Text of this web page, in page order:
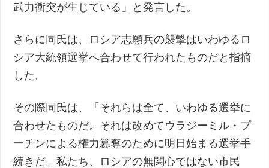
武力衝突が生じている」と発言した。
さらに同氏は、ロシア志願兵の襲撃はいわゆるロ
シア大統領選挙へ合わせて行われたものだと指摘
した。
その際同氏は、「それらは全て、いわゆる選挙に
合わせたものだ。それは改めてウラジーミル・プ
ーチンによる権力簒奪のために明日始まる選挙手
続きだ。私たち、ロシアの無関心ではない市民